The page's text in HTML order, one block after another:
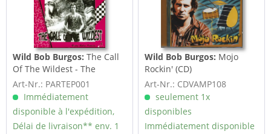
Wild Bob Burgos:The Call
Of The Wildest - The
Tattooed...
Art-Nr.: PARTEP001
Immédiatement
disponible à l'expédition,
Délai de livraison** env. 1
Wild Bob Burgos: Mojo
Rockin' (CD)
Art-Nr.: CDVAMP108
seulement 1x
disponibles
Immédiatement disponible